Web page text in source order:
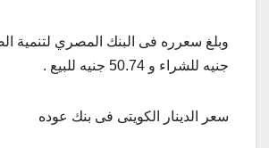
جنيه للشراء و 50.74 جنيه للبيع .
سعر الدينار الكويتى فى بنك عوده